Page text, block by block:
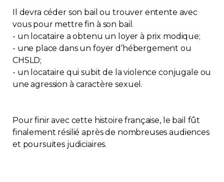
Il devra céder son bail ou trouver entente avec
vous pour mettre fin à son bail.
- un locataire a obtenu un loyer à prix modique;
- une place dans un foyer d’hébergement ou
CHSLD;
- un locataire qui subit de la violence conjugale ou
une agression à caractère sexuel.
Pour finir avec cette histoire française, le bail fût
finalement résilié après de nombreuses audiences
et poursuites judiciaires.